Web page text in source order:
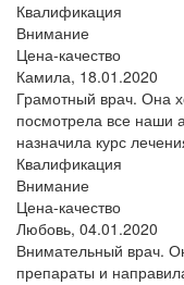
Квалификация
Внимание
Цена-качество
Камила, 18.01.2020
Грамотный врач. Она
посмотрела все наши
назначила курс
Квалификация
Внимание
Цена-качество
Любовь, 04.01.2020
Внимательный врач.
препараты и